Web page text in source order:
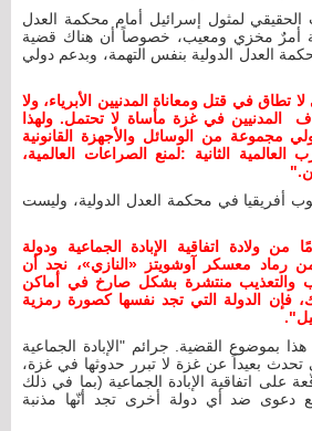
الحقيقي لمثول إسرائيل أمام محكمة العدل
أمرٌ مخزي ومعيب، خصوصاً أن هناك قضية
العدل الدولية بنفس التهمة، وبدعم دولي
تطاق في قتل ومعاناة المدنيين الأبرياء، ولا
المدنيين في غزة مأساة لا تحتمل. ولهذا
مجموعة من الوسائل والأجهزة القانونية
الثانية :لمنع الصراعات العالمية،
في محكمة العدل الدولية، وليست
ولادة اتفاقية الإبادة الجماعية ودولة
من رماد معسكر آوشويتز« النازي»، نجد أن
والتعذيب منتشرة بشكل صارخ في أماكن
فإن الدولة التي تجد نفسها كصورة رمزية
بموضوع القضية. جرائم "الإبادة الجماعية
تحدث بعيداً عن غزة لا تبرر حدوثها في غزة،
على اتفاقية الإبادة الجماعية (بما في ذلك
دعوى ضد أي دولة أخرى تجد أنّها مذنبة